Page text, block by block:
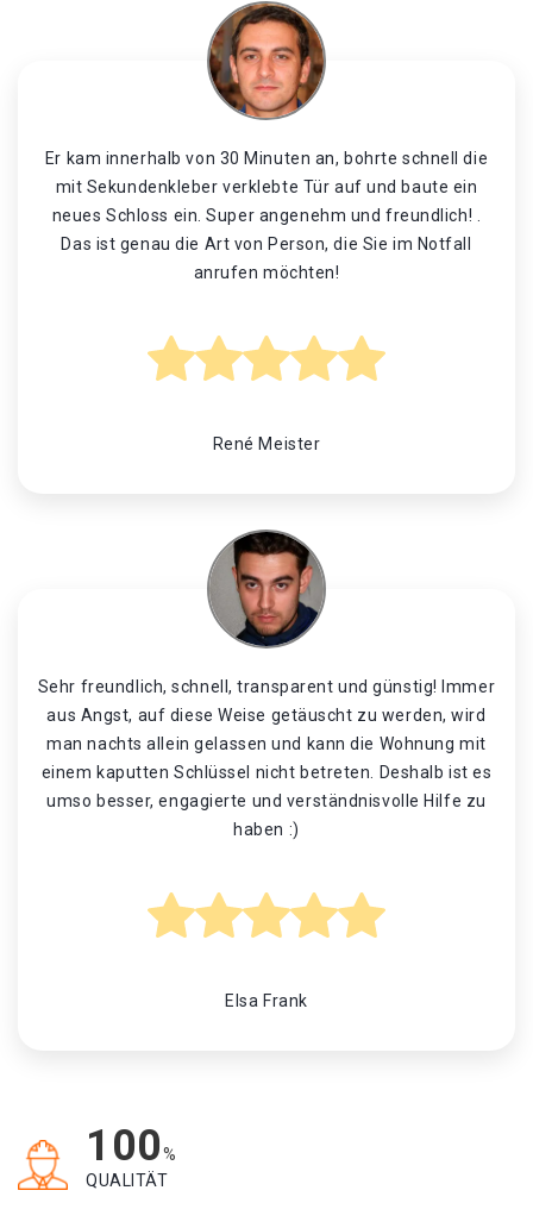
Er kam innerhalb von 30 Minuten an, bohrte schnell die
mit Sekundenkleber verklebte Tür auf und baute ein
neues Schloss ein. Super angenehm und freundlich! .
Das ist genau die Art von Person, die Sie im Notfall
anrufen möchten!
René Meister
Sehr freundlich, schnell, transparent und günstig! Immer
aus Angst, auf diese Weise getäuscht zu werden, wird
man nachts allein gelassen und kann die Wohnung mit
einem kaputten Schlüssel nicht betreten. Deshalb ist es
umso besser, engagierte und verständnisvolle Hilfe zu
haben :)
Elsa Frank
100%
QUALITÄT